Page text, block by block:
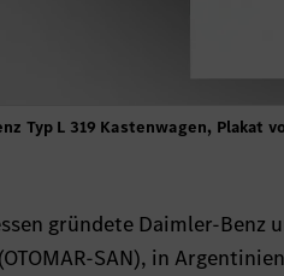
Typ L 319 Kastenwagen, Plakat
gründete Daimler-Benz
SAN), in